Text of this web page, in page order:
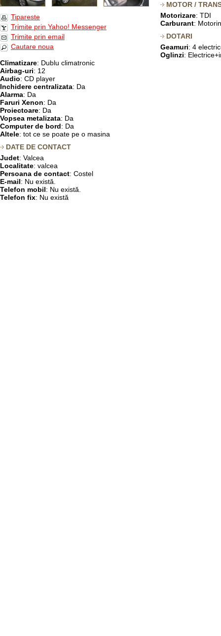
Tipareste
Trimite prin Yahoo! Messenger
Trimite prin email
Cautare noua
MOTOR /
Motorizare: TDI
Carburant:
DOTARI
Geamuri: 4
Oglinzi:
Climatizare: Dublu climatronic
Airbag-uri: 12
Audio: CD player
Inchidere centralizata: Da
Alarma: Da
Faruri Xenon: Da
Proiectoare: Da
Vopsea metalizata: Da
Computer de bord: Da
Altele: tot ce se poate pe o masina
DATE DE CONTACT
Judet: Valcea
Localitate: valcea
Persoana de contact: Costel
E-mail: Nu există.
Telefon mobil: Nu există.
Telefon fix: Nu există